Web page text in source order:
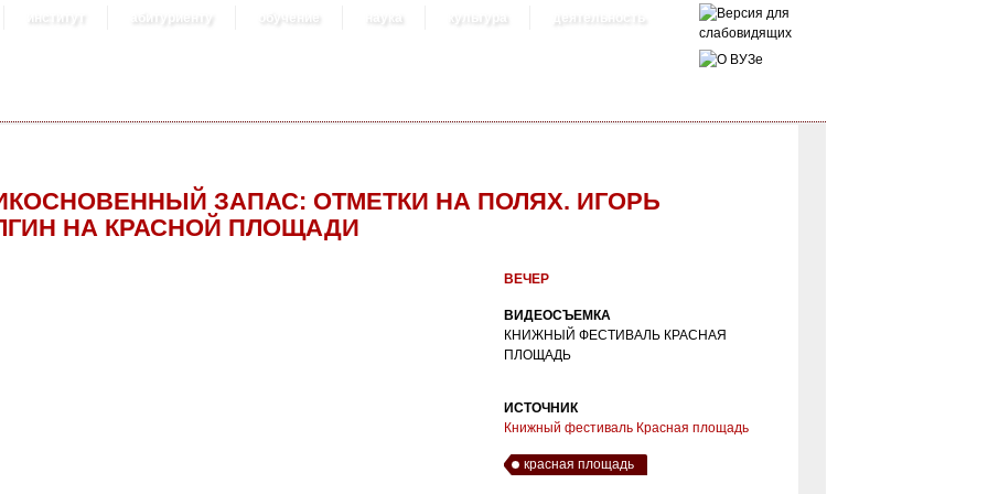
институт абитуриенту обучение наука культура деятельность
ЗАПАС: ОТМЕТКИ НА ПОЛЯХ. ИГОРЬ
НА КРАСНОЙ ПЛОЩАДИ
ВЕЧЕР
ВИДЕОСЪЕМКА
КНИЖНЫЙ ФЕСТИВАЛЬ КРАСНАЯ
ПЛОЩАДЬ
ИСТОЧНИК
Книжный фестиваль Красная площадь
красная площадь